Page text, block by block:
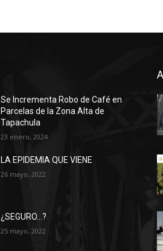
Se Incrementa Robo de Café en
Parcelas de la Zona Alta de
Tapachula
23 enero, 2024
LA EPIDEMIA QUE VIENE
26 mayo, 2022
¿SEGURO…?
25 mayo, 2022